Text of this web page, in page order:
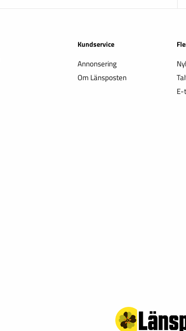
Kundservice
Annonsering
Om Länsposten